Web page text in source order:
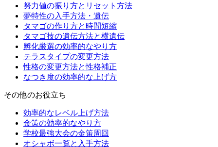
努力値の振り方とリセット方法
夢特性の入手方法・遺伝
タマゴの作り方と時間短縮
タマゴ技の遺伝方法と横遺伝
孵化厳選の効率的なやり方
テラスタイプの変更方法
性格の変更方法と性格補正
なつき度の効率的な上げ方
その他のお役立ち
効率的なレベル上げ方法
金策の効率的なやり方
学校最強大会の金策周回
オシャボ一覧と入手方法